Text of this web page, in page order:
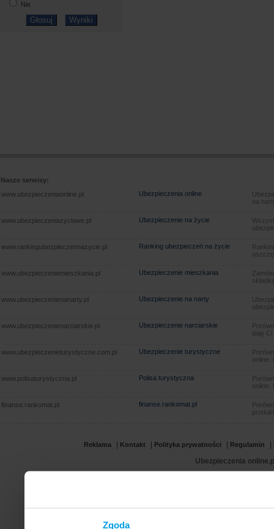
Zgoda
Nie
Nasze serwisy:
www.ubezpieczeniaonline.pl
Ubezpieczenia online
na
www.ubezpieczeniazyciowe.pl Ubezpieczenie na życie
www.rankingubezpieczennazycie.pl Ranking ubezpieczeń na życie
www.ubezpieczeniemieszkania.pl Ubezpieczenie mieszkania
www.ubezpieczenienanarty.pl Ubezpieczenie na narty
www.ubezpieczenienarciarskie.pl Ubezpieczenie narciarskie
daję
www.ubezpieczenieturystyczne.com.pl Ubezpieczenie turystyczne
www.polisaturystyczna.pl Polisa turystyczna
finanse.rankomat.pl finanse.rankomat.pl
Reklama Kontakt Polityka prywatności Regulamin
Ubezpieczenia